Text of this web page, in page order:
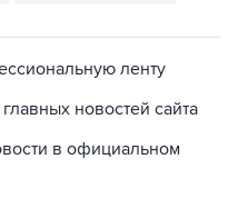
ленту
новостей сайта
в официальном